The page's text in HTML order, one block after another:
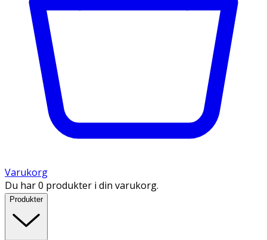
Varukorg
Du har 0 produkter i din varukorg.
Produkter